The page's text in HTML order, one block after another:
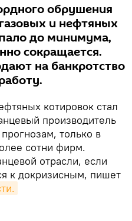
обрушения
и нефтяных
до минимума,
сокращается.
на банкротство
котировок стал
производитель
только в
сотни фирм.
отрасли, если
к докризисным, пишет